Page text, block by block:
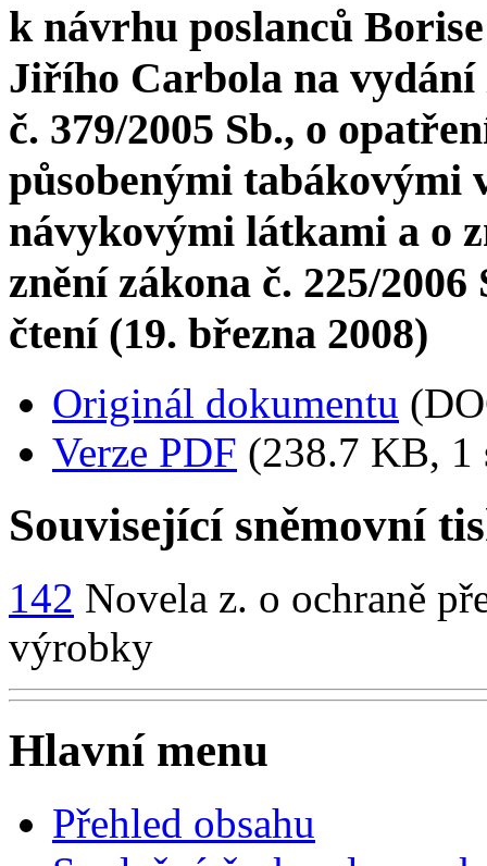
k návrhu poslanců
Jiřího Carbola na vydání
č. 379/2005 Sb., o
působenými
návykovými látkami a o
znění zákona č. 225/
čtení (19. března 2008)
Originál dokumentu
Verze PDF (238.7 KB, 1
Související sněmovní
142 Novela z. o ochraně
výrobky
Hlavní menu
Přehled obsahu